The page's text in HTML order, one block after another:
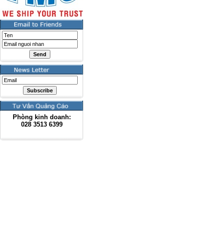
Phòng kinh doanh:
028 3513 6399